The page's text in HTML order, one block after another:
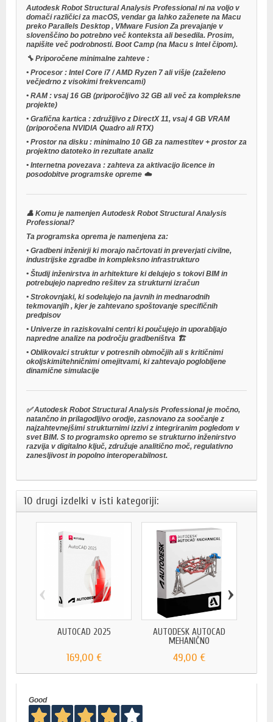
Autodesk Robot Structural Analysis Professional ni na voljo v
domači različici za macOS, vendar ga lahko zaženete na Macu
preko Parallels Desktop , VMware FusionZa prevajanje v
slovenščino bo potrebno več konteksta ali besedila. Prosim,
napišite več podrobnosti. Boot Camp (na Macu s Intel čipom).
🔧 Priporočene minimalne zahteve :
• Procesor : Intel Core i7 / AMD Ryzen 7 ali višje (zaželeno
večjedrno z visokimi frekvencami)
• RAM : vsaj 16 GB (priporočljivo 32 GB ali več za kompleksne
projekte)
• Grafična kartica : združljivo z DirectX 11, vsaj 4 GB VRAM
(priporočena NVIDIA Quadro ali RTX)
• Prostor na disku : minimalno 10 GB za namestitev + prostor za
projektno datoteko in rezultate analiz
• Internetna povezava : zahteva za aktivacijo licence in
posodobitve programske opreme ☁️
👤 Komu je namenjen Autodesk Robot Structural Analysis
Professional?
Ta programska oprema je namenjena za:
• Gradbeni inženirjiki morajo načrtovati in preverjati civilne,
industrijske zgradbe in kompleksno infrastrukturo
• Študij inženirstva in arhitekture ki delujejo s tokovi BIM in
potrebujejo napredno rešitev za strukturni izračun
• Strokovnjaki, ki sodelujejo na javnih in mednarodnih
tekmovanjih , kjer je zahtevano spoštovanje specifičnih
predpisov
• Univerze in raziskovalni centriki poučujejo in uporabljajo
napredne analize na področju gradbeništva 🏗️
• Oblikovalci struktur v potresnih območjih ali s kritičnimi
okoljskimi/tehničnimi omejitvami, ki zahtevajo poglobljene
dinamične simulacije
✅ Autodesk Robot Structural Analysis Professional je močno,
natančno in prilagodljivo orodje, zasnovano za soočanje z
najzahtevnejšimi strukturnimi izzivi z integriranim pogledom v
svet BIM. S to programsko opremo se strukturno inženirstvo
razvija v digitalno ključ, združuje analitično moč, regulativno
zanesljivost in popolno interoperabilnost.
10 drugi izdelki v isti kategoriji:
AUTOCAD 2025
169,00 €
AUTODESK AUTOCAD
MEHANIČNO
49,00 €
‹ ›
Good